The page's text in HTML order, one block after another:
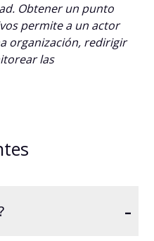
Obtener un punto
permite a un actor
organización, redirigir
las
-